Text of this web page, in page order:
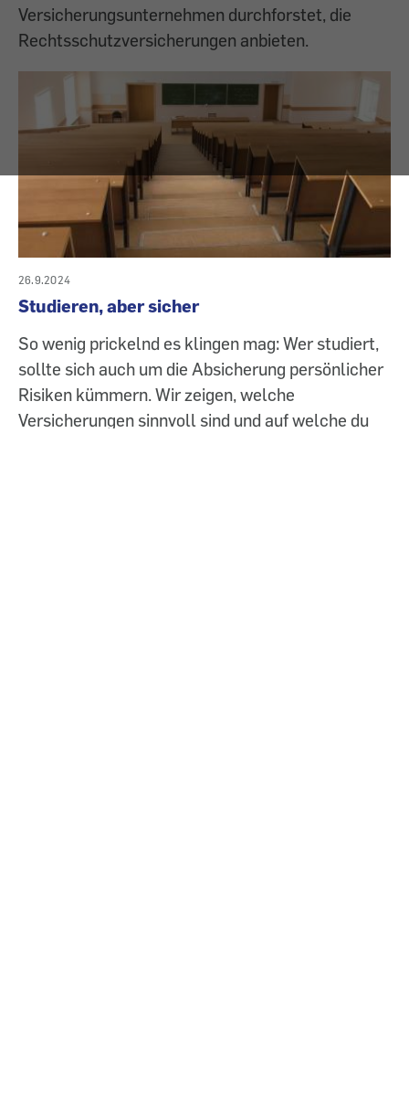
Versicherungsunternehmen durchforstet, die
Rechtsschutzversicherungen anbieten.
26.9.2024
Studieren, aber sicher
So wenig prickelnd es klingen mag: Wer studiert,
sollte sich auch um die Absicherung persönlicher
Risiken kümmern. Wir zeigen, welche
Versicherungen sinnvoll sind und auf welche du